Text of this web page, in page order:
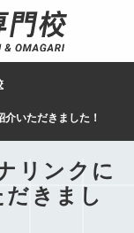
いただきました！
リンクに
きまし